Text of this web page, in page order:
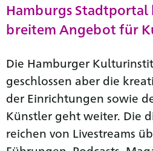
Hamburgs
breitem Angebot für
Die Hamburger
geschlossen aber die
der Einrichtungen sowie
Künstler geht weiter. Die
reichen von Livestreams